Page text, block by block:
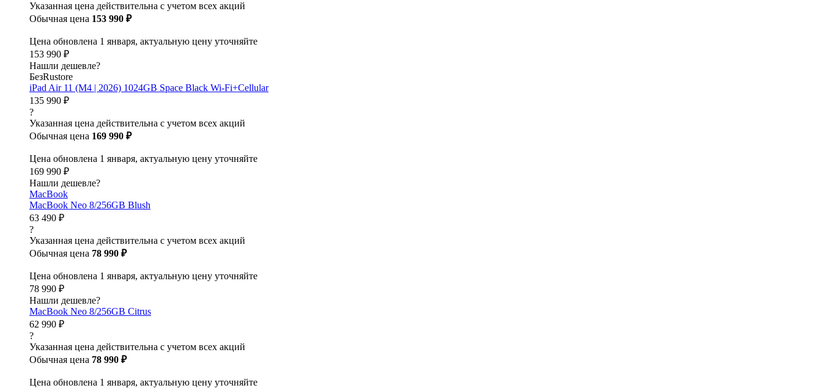
Указанная цена действительна с учетом всех акций
Обычная цена 153 990 ₽
Цена обновлена 1 января, актуальную цену уточняйте
153 990 ₽
Нашли дешевле?
БезRustore
iPad Air 11 (M4 | 2026) 1024GB Space Black Wi-Fi+Cellular
135 990 ₽
?
Указанная цена действительна с учетом всех акций
Обычная цена 169 990 ₽
Цена обновлена 1 января, актуальную цену уточняйте
169 990 ₽
Нашли дешевле?
MacBook
MacBook Neo 8/256GB Blush
63 490 ₽
?
Указанная цена действительна с учетом всех акций
Обычная цена 78 990 ₽
Цена обновлена 1 января, актуальную цену уточняйте
78 990 ₽
Нашли дешевле?
MacBook Neo 8/256GB Citrus
62 990 ₽
?
Указанная цена действительна с учетом всех акций
Обычная цена 78 990 ₽
Цена обновлена 1 января, актуальную цену уточняйте